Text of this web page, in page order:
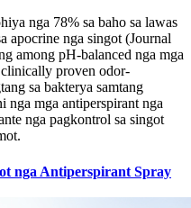
nga 78% sa baho sa lawas
apocrine nga singot (Journal
among pH-balanced nga mga
proven odor-
sa bakterya samtang
nga mga antiperspirant nga
nga pagkontrol sa singot
nga Antiperspirant Spray